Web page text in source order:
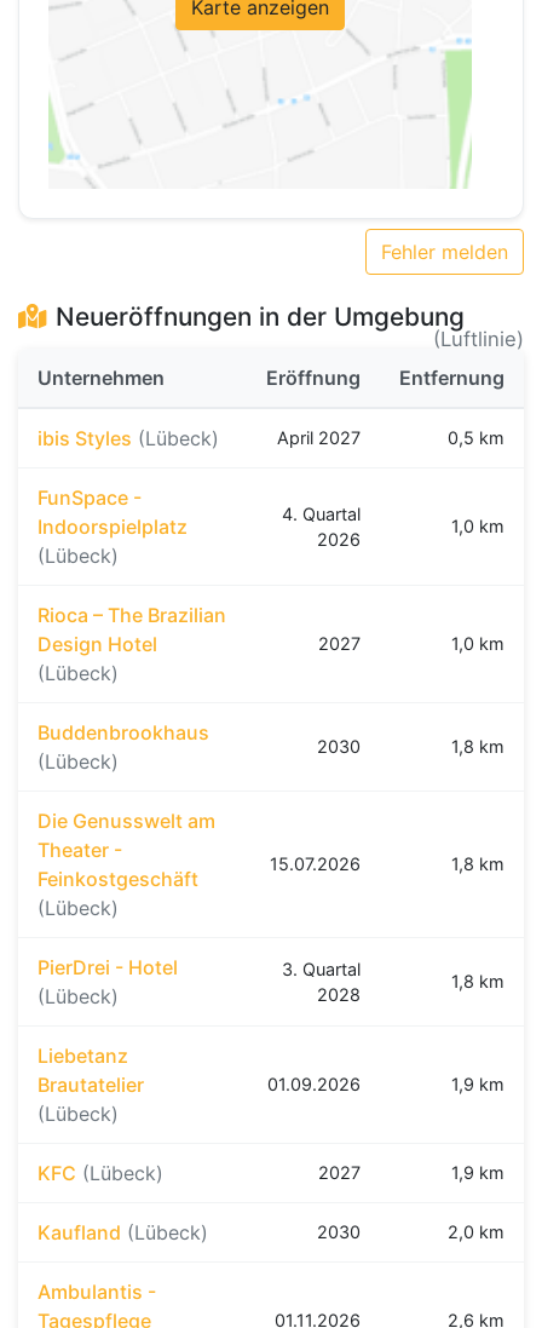
Karte anzeigen
Fehler melden
Neueröffnungen in der Umgebung
(Luftlinie)
Unternehmen
Eröffnung Entfernung
ibis Styles (Lübeck) April 2027 0,5 km
FunSpace -
Indoorspielplatz
(Lübeck)
4. Quartal
2026
1,0 km
Rioca – The Brazilian
Design Hotel
(Lübeck)
2027 1,0 km
Buddenbrookhaus
(Lübeck)
2030 1,8 km
Die Genusswelt am
Theater -
Feinkostgeschäft
(Lübeck)
15.07.2026 1,8 km
PierDrei - Hotel
(Lübeck)
3. Quartal
2028
1,8 km
Liebetanz
Brautatelier
(Lübeck)
01.09.2026 1,9 km
KFC (Lübeck) 2027 1,9 km
Kaufland (Lübeck) 2030 2,0 km
Ambulantis -
Tagespflege
01.11.2026 2,6 km